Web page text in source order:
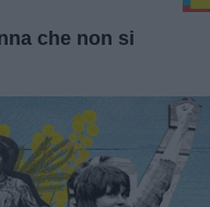
che non si